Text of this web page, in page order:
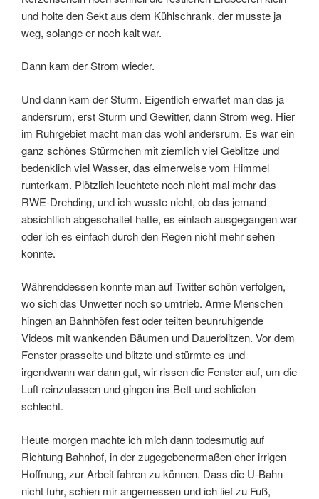
und holte den Sekt aus dem Kühlschrank, der musste ja
weg, solange er noch kalt war.
Dann kam der Strom wieder.
Und dann kam der Sturm. Eigentlich erwartet man das ja
andersrum, erst Sturm und Gewitter, dann Strom weg. Hier
im Ruhrgebiet macht man das wohl andersrum. Es war ein
ganz schönes Stürmchen mit ziemlich viel Geblitze und
bedenklich viel Wasser, das eimerweise vom Himmel
runterkam. Plötzlich leuchtete noch nicht mal mehr das
RWE-Drehding, und ich wusste nicht, ob das jemand
absichtlich abgeschaltet hatte, es einfach ausgegangen war
oder ich es einfach durch den Regen nicht mehr sehen
konnte.
Währenddessen konnte man auf Twitter schön verfolgen,
wo sich das Unwetter noch so umtrieb. Arme Menschen
hingen an Bahnhöfen fest oder teilten beunruhigende
Videos mit wankenden Bäumen und Dauerblitzen. Vor dem
Fenster prasselte und blitzte und stürmte es und
irgendwann war dann gut, wir rissen die Fenster auf, um die
Luft reinzulassen und gingen ins Bett und schliefen
schlecht.
Heute morgen machte ich mich dann todesmutig auf
Richtung Bahnhof, in der zugegebenermaßen eher irrigen
Hoffnung, zur Arbeit fahren zu können. Dass die U-Bahn
nicht fuhr, schien mir angemessen und ich lief zu Fuß,